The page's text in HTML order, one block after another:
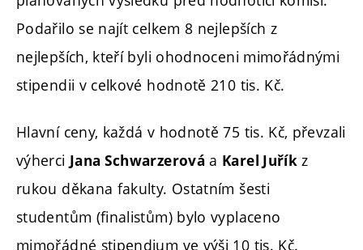
Podařilo se najít celkem 8 nejlepších z
nejlepších, kteří byli ohodnoceni mimořádnými
stipendii v celkové hodnotě 210 tis. Kč.
Hlavní ceny, každá v hodnotě 75 tis. Kč, převzali
výherci Jana Schwarzerová a Karel Juřík z
rukou děkana fakulty. Ostatním šesti
studentům (finalistům) bylo vyplaceno
mimořádné stipendium ve výši 10 tis. Kč.